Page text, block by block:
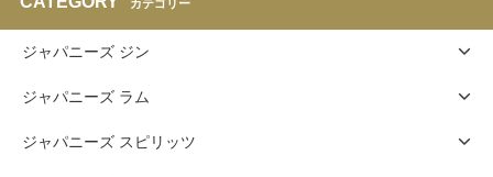
カテゴリー
ジャパニーズ ジン
ジャパニーズ ラム
ジャパニーズ スピリッツ